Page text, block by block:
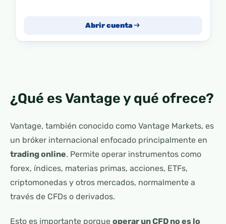
Abrir cuenta
¿Qué es Vantage y qué ofrece?
Vantage, también conocido como Vantage Markets, es
un bróker internacional enfocado principalmente en
trading online. Permite operar instrumentos como
forex, índices, materias primas, acciones, ETFs,
criptomonedas y otros mercados, normalmente a
través de CFDs o derivados.
Esto es importante porque operar un CFD no es lo